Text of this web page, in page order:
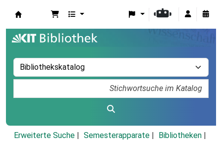
Erweiterte Suche Semesterapparate
Bibliotheken